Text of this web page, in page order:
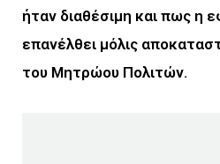
ήταν διαθέσιμη και πως η
επανέλθει μόλις
του Μητρώου Πολιτών.